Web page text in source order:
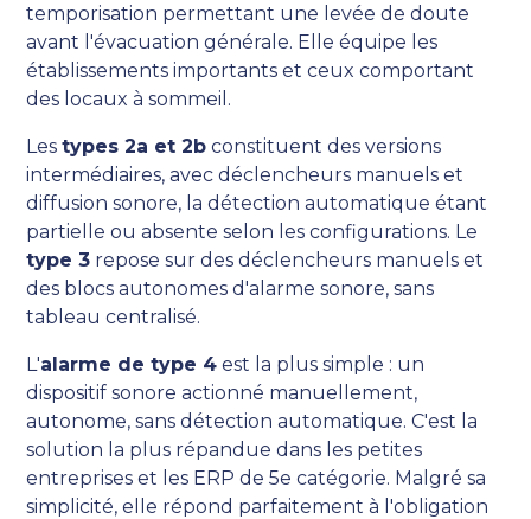
temporisation permettant une levée de doute
avant l'évacuation générale. Elle équipe les
établissements importants et ceux comportant
des locaux à sommeil.
Lestypes 2a et 2b constituent des versions
intermédiaires, avec déclencheurs manuels et
diffusion sonore, la détection automatique étant
partielle ou absente selon les configurations. Le
type 3 repose sur des déclencheurs manuels et
des blocs autonomes d'alarme sonore, sans
tableau centralisé.
L'alarme de type 4 est la plus simple : un
dispositif sonore actionné manuellement,
autonome, sans détection automatique. C'est la
solution la plus répandue dans les petites
entreprises et les ERP de 5e catégorie. Malgré sa
simplicité, elle répond parfaitement à l'obligation